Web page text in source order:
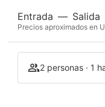
Entrada — Salida
Precios aproximados en
2 personas · 1